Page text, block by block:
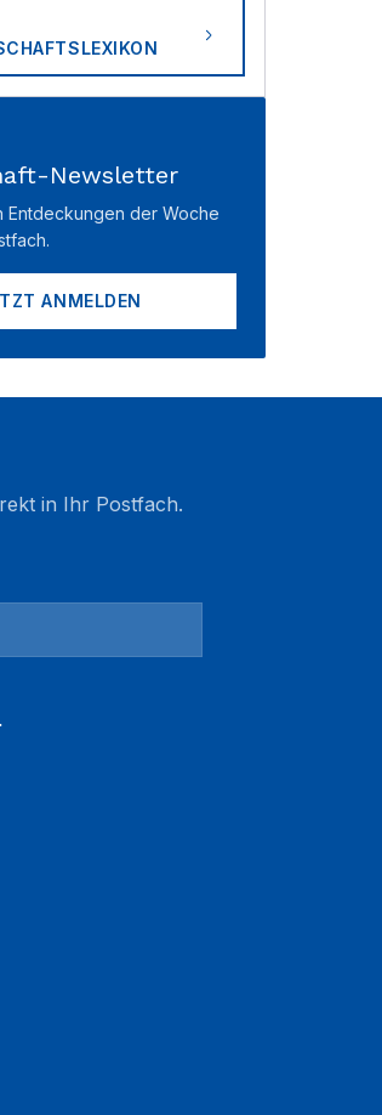
Newsletter
Entdeckungen der Woche
ANMELDEN
in Ihr Postfach.